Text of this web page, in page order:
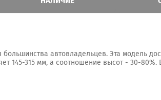
автовладельцев. Эта модель
145-315 мм, а соотношение высот - 30-80%.